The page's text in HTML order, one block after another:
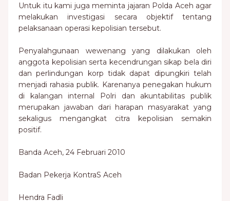
Untuk itu kami juga meminta jajaran Polda Aceh agar
melakukan investigasi secara objektif tentang
pelaksanaan operasi kepolisian tersebut.
Penyalahgunaan wewenang yang dilakukan oleh
anggota kepolisian serta kecendrungan sikap bela diri
dan perlindungan korp tidak dapat dipungkiri telah
menjadi rahasia publik. Karenanya penegakan hukum
di kalangan internal Polri dan akuntabilitas publik
merupakan jawaban dari harapan masyarakat yang
sekaligus mengangkat citra kepolisian semakin
positif.
Banda Aceh, 24 Februari 2010
Badan Pekerja KontraS Aceh
Hendra Fadli